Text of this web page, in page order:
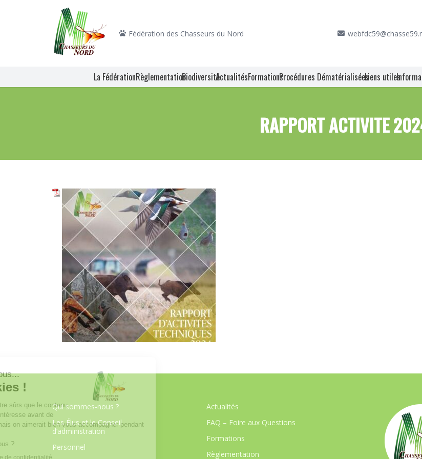
Fédération des Chasseurs du Nord
La FédérationRèglementationBiodiversitéActualitésFormationsProcédures DématérialiséesLiens utiles
RAPPORT ACTIVITE
Qui sommes-nous ?
Les Élus et le Conseil
d’administration
Personnel
Actualités
FAQ – Foire aux Questions
Formations
Règlementation